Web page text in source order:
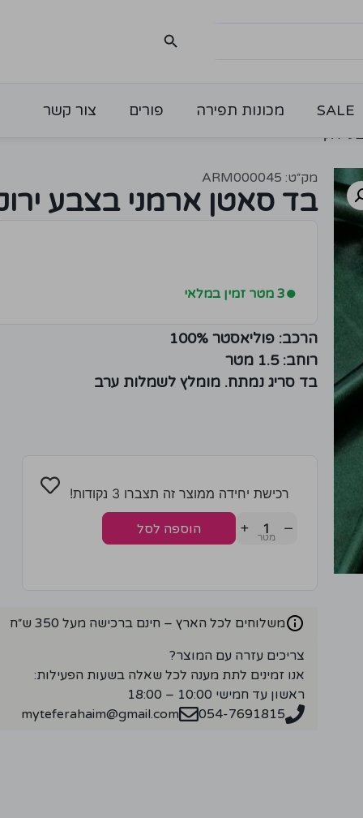
SALE מכונות תפירה פורים צור קשר
מק״ט: ARM000045
בד סאטן ארמני בצבע
●3 מטר זמין במלאי
הרכב: פוליאסטר 100%
רוחב: 1.5 מטר
בד סריג נמתח. מומלץ לשמלות ערב
רכישת יחידה ממוצר זה תצברו 3 נקודות!
−
+ הוספה לסל
משלוחים לכל הארץ – חינם ברכישה מעל 350 ש״ח
צריכים עזרה עם המוצר?
אנו זמינים לתת מענה לכל שאלה בשעות הפעילות:
ראשון עד חמישי 10:00 – 18:00
054-7691815
myteferahaim@gmail.com